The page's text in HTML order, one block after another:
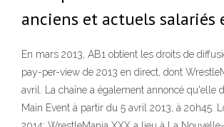
anciens et actuels salariés
En mars 2013, AB1 obtient les droits de
pay-per-view de 2013 en direct, dont
avril. La chaîne a également annoncé qu'elle
Main Event à partir du 5 avril 2013, à 20h45.